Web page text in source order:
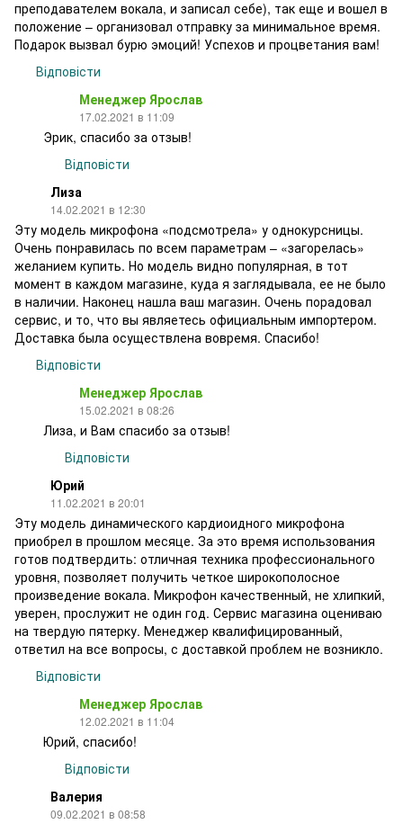
преподавателем вокала, и записал себе), так еще и вошел в
положение – организовал отправку за минимальное время.
Подарок вызвал бурю эмоций! Успехов и процветания вам!
Відповісти
Менеджер Ярослав
17.02.2021 в 11:09
Эрик, спасибо за отзыв!
Відповісти
Лиза
14.02.2021 в 12:30
Эту модель микрофона «подсмотрела» у однокурсницы.
Очень понравилась по всем параметрам – «загорелась»
желанием купить. Но модель видно популярная, в тот
момент в каждом магазине, куда я заглядывала, ее не было
в наличии. Наконец нашла ваш магазин. Очень порадовал
сервис, и то, что вы являетесь официальным импортером.
Доставка была осуществлена вовремя. Спасибо!
Відповісти
Менеджер Ярослав
15.02.2021 в 08:26
Лиза, и Вам спасибо за отзыв!
Відповісти
Юрий
11.02.2021 в 20:01
Эту модель динамического кардиоидного микрофона
приобрел в прошлом месяце. За это время использования
готов подтвердить: отличная техника профессионального
уровня, позволяет получить четкое широкополосное
произведение вокала. Микрофон качественный, не хлипкий,
уверен, прослужит не один год. Сервис магазина оцениваю
на твердую пятерку. Менеджер квалифицированный,
ответил на все вопросы, с доставкой проблем не возникло.
Відповісти
Менеджер Ярослав
12.02.2021 в 11:04
Юрий, спасибо!
Відповісти
Валерия
09.02.2021 в 08:58